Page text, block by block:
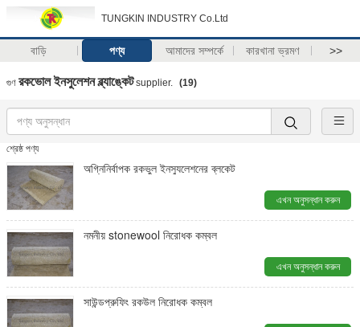
TUNGKIN INDUSTRY Co.Ltd
বাড়ি পণ্য আমাদের সম্পর্কে কারখানা ভ্রমণ >>
গুণ রকভোল ইনসুলেশন ব্ল্যাঙ্কেটsupplier. (19)
শ্রেষ্ঠ পণ্য
অগ্নিনির্বাপক রকভুল ইনস্যুলেশনের ব্লকেট
এখন অনুসন্ধান করুন
নমনীয় stonewool নিরোধক কম্বল
এখন অনুসন্ধান করুন
সাউন্ডপ্রুফিং রকউল নিরোধক কম্বল